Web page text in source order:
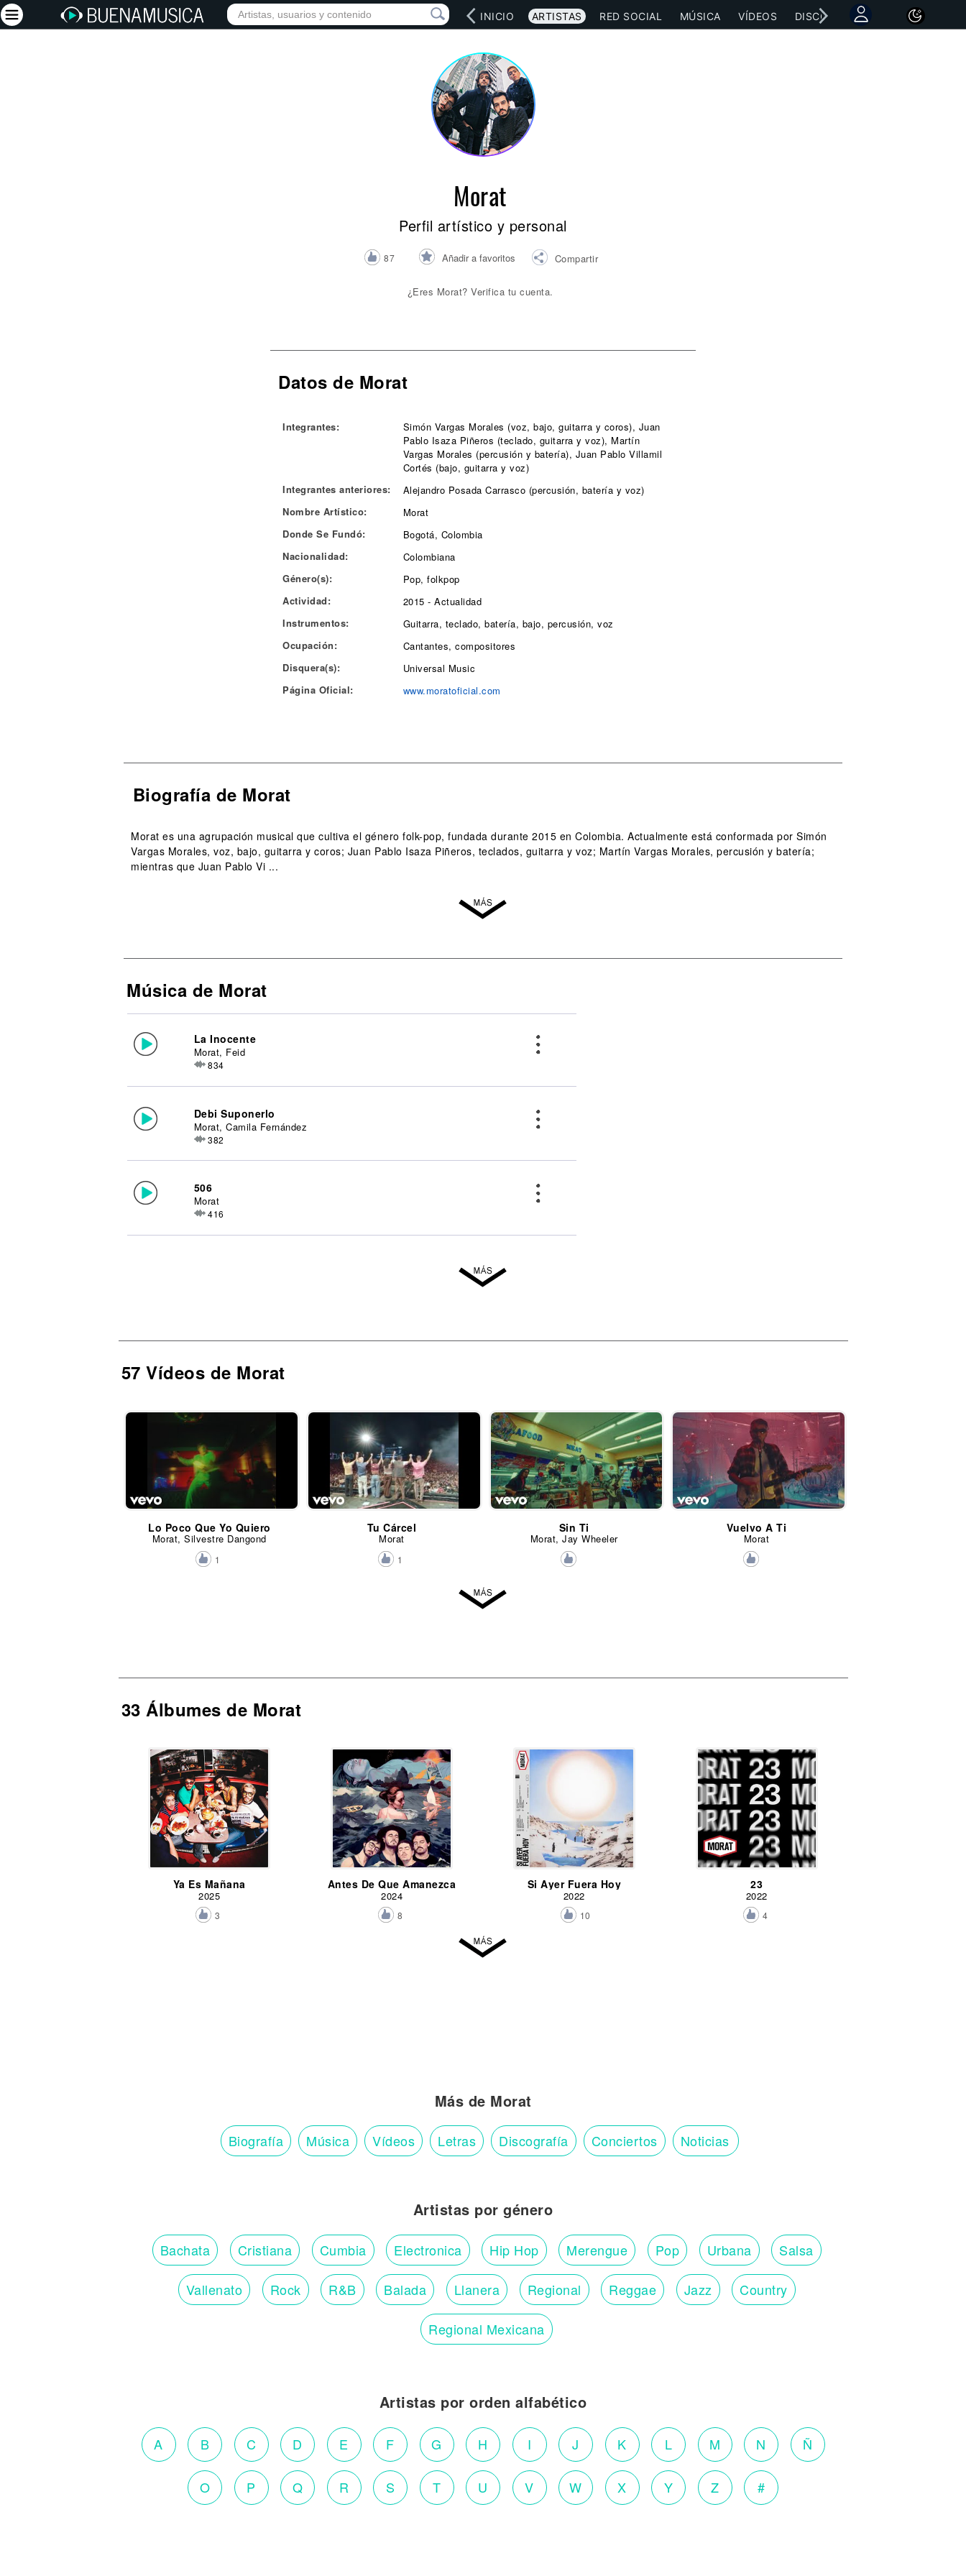
INICIO ARTISTAS RED SOCIAL MÚSICA VÍDEOS DISCOGRAFÍAS CONCIERTOS
Morat
Perfil artístico y personal
87 Añadir a favoritos Compartir
¿Eres Morat? Verifica tu cuenta.
Datos de Morat
Integrantes:
Simón Vargas Morales (voz, bajo, guitarra y coros), Juan
Pablo Isaza Piñeros (teclado, guitarra y voz), Martín
Vargas Morales (percusión y batería), Juan Pablo Villamil
Cortés (bajo, guitarra y voz)
Integrantes anteriores:
Alejandro Posada Carrasco (percusión, batería y voz)
Nombre Artístico:
Morat
Donde Se Fundó:
Bogotá, Colombia
Nacionalidad:
Colombiana
Género(s):
Pop, folkpop
Actividad:
2015 - Actualidad
Instrumentos:
Guitarra, teclado, batería, bajo, percusión, voz
Ocupación:
Cantantes, compositores
Disquera(s):
Universal Music
Página Oficial:
www.moratoficial.com
Biografía de Morat
Morat es una agrupación musical que cultiva el género folk-pop, fundada durante 2015 en Colombia. Actualmente está conformada por Simón
Vargas Morales, voz, bajo, guitarra y coros; Juan Pablo Isaza Piñeros, teclados, guitarra y voz; Martín Vargas Morales, percusión y batería;
mientras que Juan Pablo Vi ...
Música de Morat
La Inocente
Morat, Feid
834
Debi Suponerlo
Morat, Camila Fernández
382
506
Morat
416
57 Vídeos de Morat
Lo Poco Que Yo Quiero
Morat, Silvestre Dangond
1
Tu Cárcel
Morat
1
Sin Ti
Morat, Jay Wheeler
Vuelvo A Ti
Morat
33 Álbumes de Morat
Ya Es Mañana
2025
3
Antes De Que Amanezca
2024
8
Si Ayer Fuera Hoy
2022
10
23
2022
4
Más de Morat
Biografía Música Vídeos Letras Discografía Conciertos Noticias
Artistas por género
Bachata Cristiana Cumbia Electronica Hip Hop Merengue Pop Urbana Salsa
Vallenato Rock R&B Balada Llanera Regional Reggae Jazz Country
Regional Mexicana
Artistas por orden alfabético
A B C D E F G H I J K L M N Ñ
O P Q R S T U V W X Y Z #